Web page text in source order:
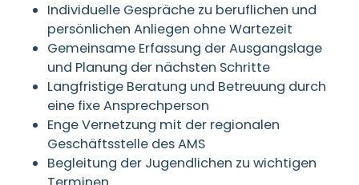
Individuelle Gespräche zu beruflichen und
persönlichen Anliegen ohne Wartezeit
Gemeinsame Erfassung der Ausgangslage
und Planung der nächsten Schritte
Langfristige Beratung und Betreuung durch
eine fixe Ansprechperson
Enge Vernetzung mit der regionalen
Geschäftsstelle des AMS
Begleitung der Jugendlichen zu wichtigen